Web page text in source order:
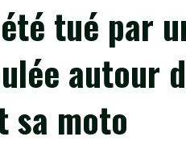
tué par
autour
sa moto